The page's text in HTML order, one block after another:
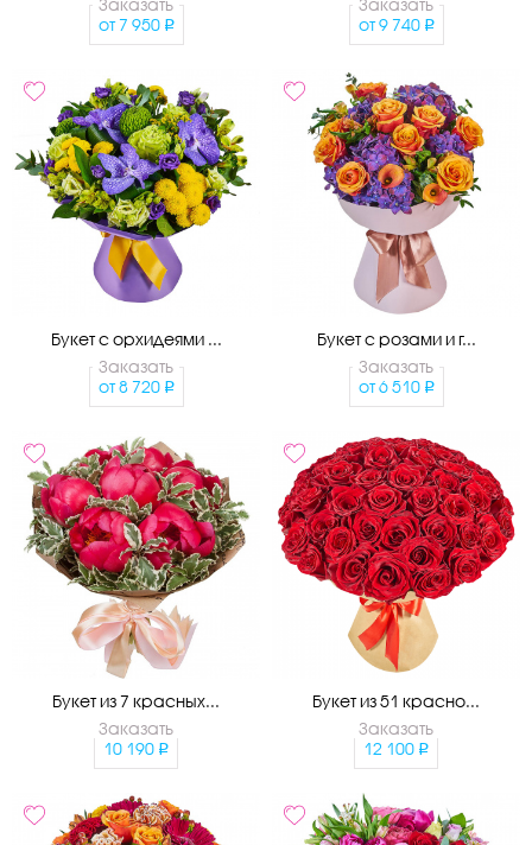
Заказать
от 7 950
Заказать
от 9 740
Букет с орхидеями ...
Заказать
от 8 720
Букет с розами и г...
Заказать
от 6 510
Букет из 7 красных...
Заказать
10 190
Букет из 51 красно...
Заказать
12 100